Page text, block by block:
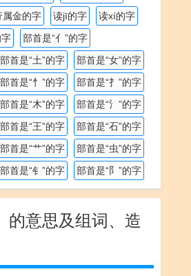
属金的字 读jī的字
读xí的字
部首是“亻”的字
部首是“土”的字
部首是“女”的字
部首是“忄”的字
部首是“扌”的字
部首是“木”的字
部首是“氵”的字
部首是“王”的字
部首是“石”的字
部首是“艹”的字
部首是“虫”的字
部首是“钅”的字 部首是“阝”的字
的意思及组词、造